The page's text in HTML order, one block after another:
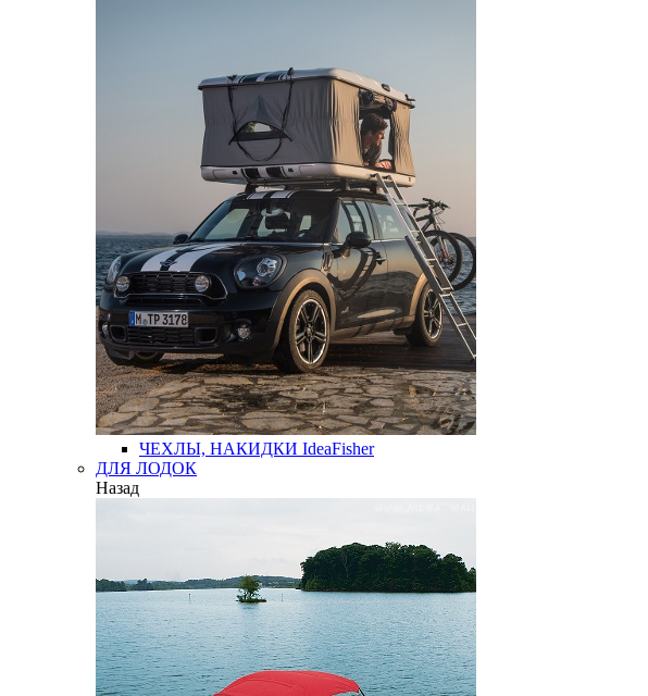
ЧЕХЛЫ, НАКИДКИ IdeaFisher
ДЛЯ ЛОДОК
Назад